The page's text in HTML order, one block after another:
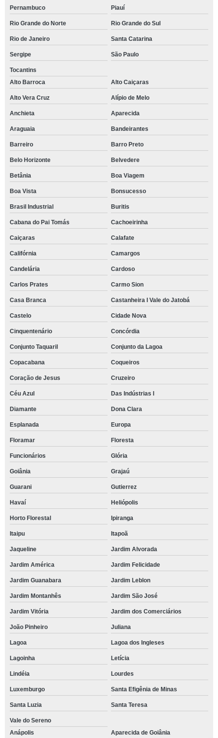
Pernambuco Piauí
Rio Grande do Norte Rio Grande do Sul
Rio de Janeiro Santa Catarina
Sergipe São Paulo
Tocantins
Alto Barroca
Alto Caiçaras
Alto Vera Cruz Alípio de Melo
Anchieta Aparecida
Araguaia Bandeirantes
Barreiro Barro Preto
Belo Horizonte Belvedere
Betânia Boa Viagem
Boa Vista Bonsucesso
Brasil Industrial Buritis
Cabana do Pai Tomás Cachoeirinha
Caiçaras Calafate
Califórnia Camargos
Candelária Cardoso
Carlos Prates Carmo Sion
Casa Branca Castanheira I Vale do Jatobá
Castelo Cidade Nova
Cinquentenário Concórdia
Conjunto Taquaril Conjunto da Lagoa
Copacabana Coqueiros
Coração de Jesus Cruzeiro
Céu Azul Das Indústrias I
Diamante Dona Clara
Esplanada Europa
Floramar Floresta
Funcionários Glória
Goiânia Grajaú
Guarani Gutierrez
Havaí Heliópolis
Horto Florestal Ipiranga
Itaipu Itapoã
Jaqueline Jardim Alvorada
Jardim América Jardim Felicidade
Jardim Guanabara Jardim Leblon
Jardim Montanhês Jardim São José
Jardim Vitória Jardim dos Comerciários
João Pinheiro Juliana
Lagoa Lagoa dos Ingleses
Lagoinha Letícia
Lindéia Lourdes
Luxemburgo Santa Efigênia de Minas
Santa Luzia Santa Teresa
Vale do Sereno
Anápolis
Aparecida de Goiânia